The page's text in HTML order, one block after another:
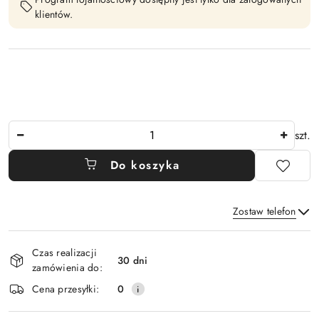
klientów.
szt.
Do koszyka
Zostaw telefon
i
dostawa
Czas realizacji
zamówienia do:
30 dni
Cena przesyłki:
0